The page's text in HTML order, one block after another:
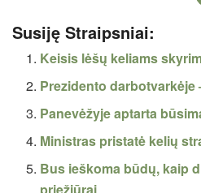
Susiję Straipsniai:
Keisis lėšų keliams
Prezidento darbotvarkėje
Panevėžyje aptarta
Ministras pristatė kelių
Bus ieškoma būdų, kaip